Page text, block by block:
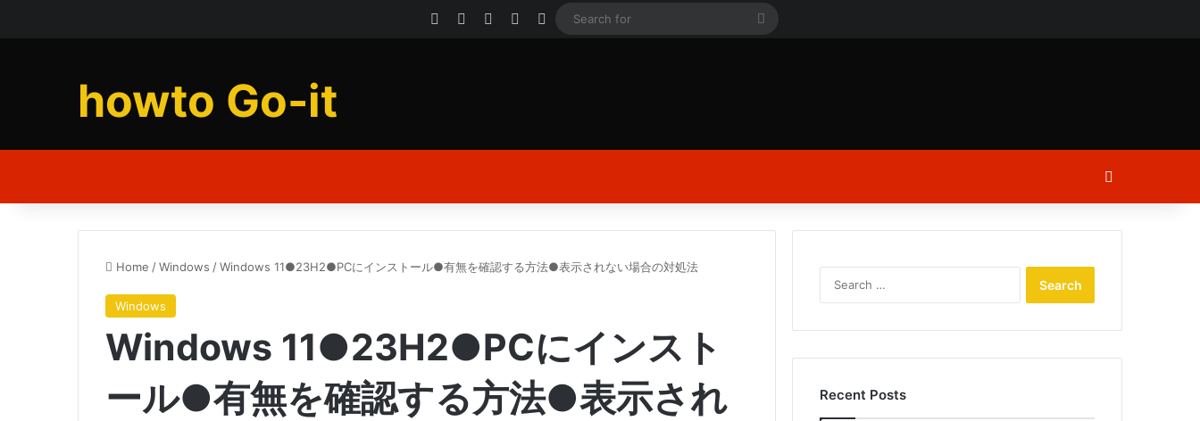
Facebook YouTubeInstagram
Log In
Search
howto Go-it
Home /Windows /Windows 11●23H2●PCにインストール●有無を確認する方法●表示されない場合の対処法
Windows
Windows 11●23H2●PCにインスト
ール●有無を確認する方法●表示され
Recent Posts